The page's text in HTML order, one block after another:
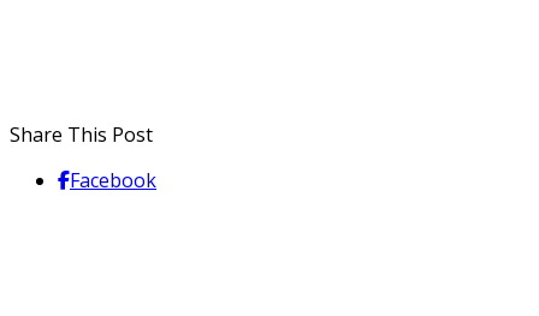
Share This Post
Facebook